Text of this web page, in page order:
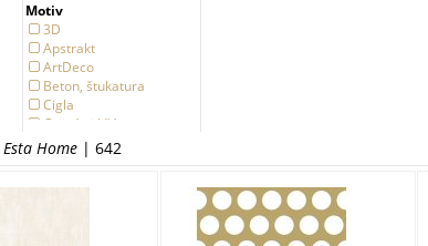
Motiv
3D
Apstrakt
ArtDeco
Beton, štukatura
Cigla
Cvijeće i lišće
Dječje
Drvo
Home | 642